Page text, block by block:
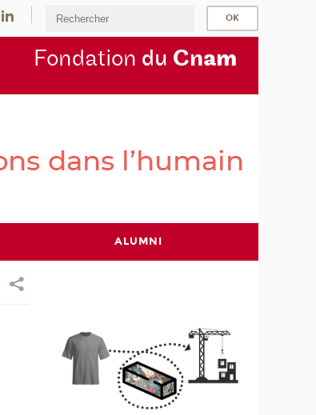
Fondation du Cnam
ALUMNI